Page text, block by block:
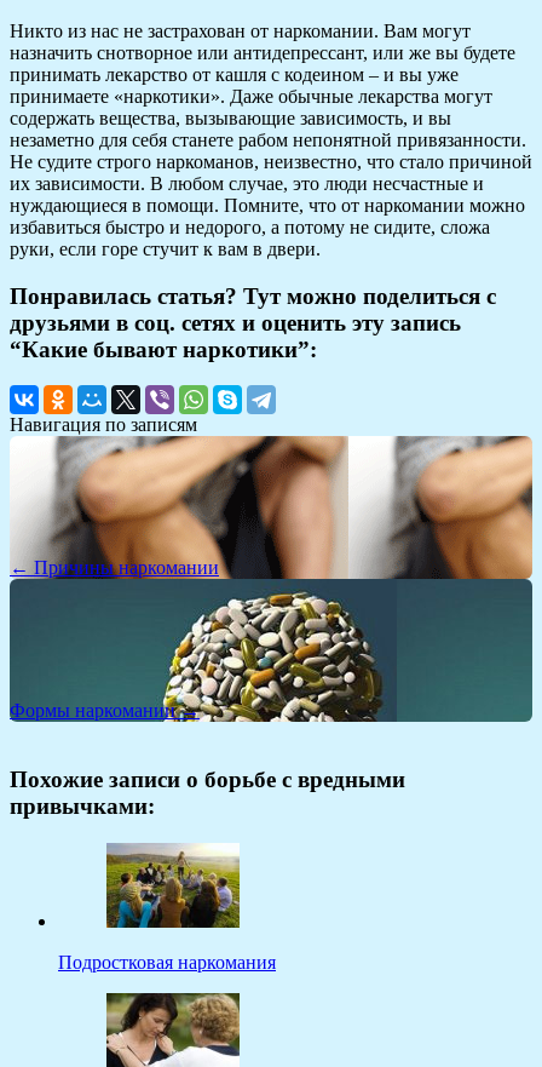
Никто из нас не застрахован от наркомании. Вам могут
назначить снотворное или антидепрессант, или же вы будете
принимать лекарство от кашля с кодеином – и вы уже
принимаете «наркотики». Даже обычные лекарства могут
содержать вещества, вызывающие зависимость, и вы
незаметно для себя станете рабом непонятной привязанности.
Не судите строго наркоманов, неизвестно, что стало причиной
их зависимости. В любом случае, это люди несчастные и
нуждающиеся в помощи. Помните, что от наркомании можно
избавиться быстро и недорого, а потому не сидите, сложа
руки, если горе стучит к вам в двери.
Понравилась статья? Тут можно поделиться с
друзьями в соц. сетях и оценить эту запись
“Какие бывают наркотики”:
Навигация по записям
← Причины наркомании
Формы наркомании →
Похожие записи о борьбе с вредными
привычками:
Подростковая наркомания